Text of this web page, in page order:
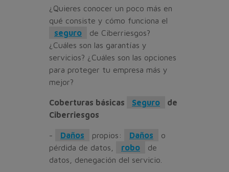
¿Quieres conocer un poco más en
qué consiste y cómo funciona el
seguro
de Ciberriesgos?
¿Cuáles son las garantías y
servicios? ¿Cuáles son las opciones
para proteger tu empresa más y
mejor?
Coberturas básicas Seguro
de
Ciberriesgos
- Daños propios: Daños
o
pérdida de datos,
robo
de
datos, denegación del servicio.